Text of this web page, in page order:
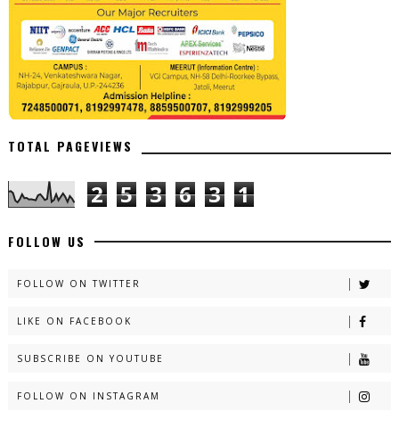
TOTAL PAGEVIEWS
2 5 3 6 3 1
FOLLOW US
FOLLOW ON TWITTER
LIKE ON FACEBOOK
SUBSCRIBE ON YOUTUBE
FOLLOW ON INSTAGRAM